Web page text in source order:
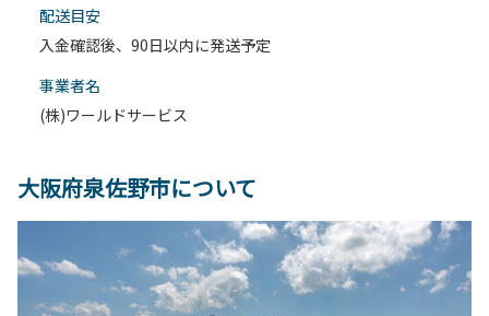
配送目安
入金確認後、90日以内に発送予定
事業者名
(株)ワールドサービス
大阪府泉佐野市について